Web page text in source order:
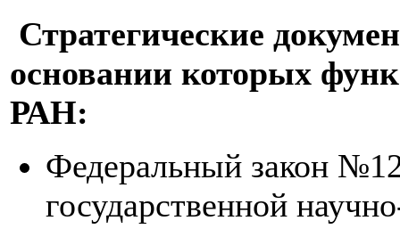
Стратегические
основании которых
РАН:
Федеральный закон
государственной